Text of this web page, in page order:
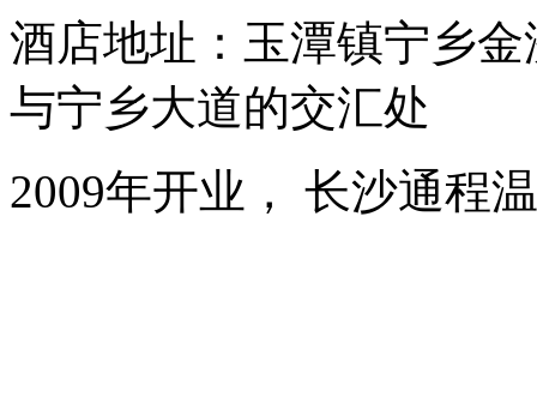
酒店地址：玉潭镇宁乡
与宁乡大道的交汇处
2009年开业， 长沙通